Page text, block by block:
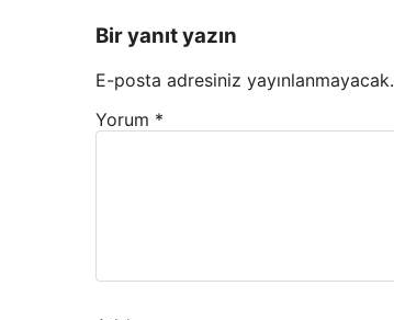
Bir yanıt yazın
E-posta adresiniz yayınlanmayacak.
Yorum *